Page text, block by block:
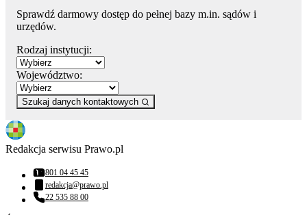
Sprawdź darmowy dostęp do pełnej bazy m.in. sądów i
urzędów.
Rodzaj instytucji:
Województwo:
Szukaj danych kontaktowych
Redakcja serwisu Prawo.pl
Numer telefonu:
801 04 45 45
Adres email:
redakcja@prawo.pl
Numer telefonu:
22 535 88 00